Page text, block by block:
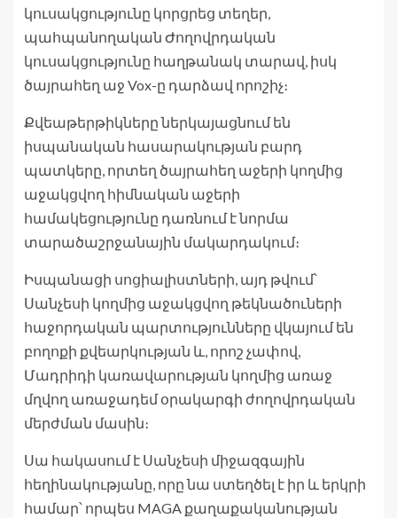
կուսակցությունը կորցրեց տեղեր,
պահպանողական Ժողովրդական
կուսակցությունը հաղթանակ տարավ, իսկ
ծայրահեղ աջ Vox-ը դարձավ որոշիչ։
Քվեաթերթիկները ներկայացնում են
իսպանական հասարակության բարդ
պատկերը, որտեղ ծայրահեղ աջերի կողմից
աջակցվող հիմնական աջերի
համակեցությունը դառնում է նորմա
տարածաշրջանային մակարդակում։
Իսպանացի սոցիալիստների, այդ թվում՝
Սանչեսի կողմից աջակցվող թեկնածուների
հաջորդական պարտությունները վկայում են
բողոքի քվեարկության և, որոշ չափով,
Մադրիդի կառավարության կողմից առաջ
մղվող առաջադեմ օրակարգի ժողովրդական
մերժման մասին։
Սա հակասում է Սանչեսի միջազգային
հեղինակությանը, որը նա ստեղծել է իր և երկրի
համար՝ որպես MAGA քաղաքականության